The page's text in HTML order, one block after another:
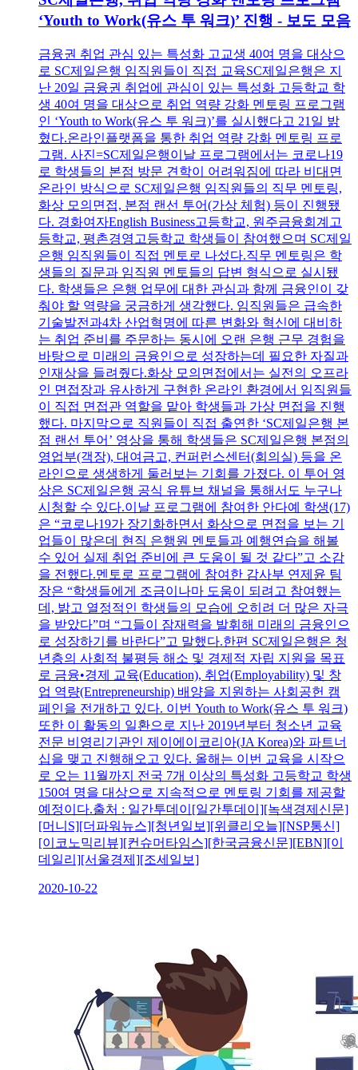
‘Youth to Work(유스 투 워크)’ 진행 - 보도 모음
금융권 취업 관심 있는 특성화 고교생 40여 명을 대상으
로 SC제일은행 임직원들이 직접 교육SC제일은행은 지
난 20일 금융권 취업에 관심이 있는 특성화 고등학교 학
생 40여 명을 대상으로 취업 역량 강화 멘토링 프로그램
인 ‘Youth to Work(유스 투 워크)’를 실시했다고 21일 밝
혔다.온라인플랫폼을 통한 취업 역량 강화 멘토링 프로
그램. 사진=SC제일은행이날 프로그램에서는 코로나19
로 학생들의 본점 방문 견학이 어려워짐에 따라 비대면
온라인 방식으로 SC제일은행 임직원들의 직무 멘토링,
화상 모의면접, 본점 랜선 투어(가상 체험) 등이 진행됐
다. 경화여자English Business고등학교, 원주금융회계고
등학교, 평촌경영고등학교 학생들이 참여했으며 SC제일
은행 임직원들이 직접 멘토로 나섰다.직무 멘토링은 학
생들의 질문과 임직원 멘토들의 답변 형식으로 실시됐
다. 학생들은 은행 업무에 대한 관심과 함께 금융인이 갖
춰야 할 역량을 궁금하게 생각했다. 임직원들은 급속한
기술발전과4차 산업혁명에 따른 변화와 혁신에 대비하
는 취업 준비를 주문하는 동시에 오랜 은행 근무 경험을
바탕으로 미래의 금융인으로 성장하는데 필요한 자질과
인재상을 들려줬다.화상 모의면접에서는 실전의 오프라
인 면접장과 유사하게 구현한 온라인 환경에서 임직원들
이 직접 면접관 역할을 맡아 학생들과 가상 면접을 진행
했다. 마지막으로 직원들이 직접 출연한 ‘SC제일은행 본
점 랜선 투어’ 영상을 통해 학생들은 SC제일은행 본점의
영업부(객장), 대여금고, 컨퍼런스센터(회의실) 등을 온
라인으로 생생하게 둘러보는 기회를 가졌다. 이 투어 영
상은 SC제일은행 공식 유튜브 채널을 통해서도 누구나
시청할 수 있다.이날 프로그램에 참여한 안다예 학생(17)
은 “코로나19가 장기화하면서 화상으로 면접을 보는 기
업들이 많은데 현직 은행원 멘토들과 예행연습을 해볼
수 있어 실제 취업 준비에 큰 도움이 될 것 같다”고 소감
을 전했다.멘토로 프로그램에 참여한 감사부 연제윤 팀
장은 “학생들에게 조금이나마 도움이 되려고 참여했는
데, 밝고 열정적인 학생들의 모습에 오히려 더 많은 자극
을 받았다”며 “그들이 잠재력을 발휘해 미래의 금융인으
로 성장하기를 바란다”고 말했다.한편 SC제일은행은 청
년층의 사회적 불평등 해소 및 경제적 자립 지원을 목표
로 금융•경제 교육(Education), 취업(Employability) 및 창
업 역량(Entrepreneurship) 배양을 지원하는 사회공헌 캠
페인을 전개하고 있다. 이번 Youth to Work(유스 투 워크)
또한 이 활동의 일환으로 지난 2019년부터 청소년 교육
전문 비영리기관인 제이에이코리아(JA Korea)와 파트너
십을 맺고 진행해오고 있다. 올해는 이번 교육을 시작으
로 오는 11월까지 전국 7개 이상의 특성화 고등학교 학생
150여 명을 대상으로 지속적으로 멘토링 기회를 제공할
예정이다.출처 : 일간투데이[일간투데이][녹색경제신문]
[머니S][더파워뉴스][청년일보][위클리오늘][NSP통신]
[이코노믹리뷰][컨슈머타임스][한국금융신문][EBN][이
데일리][서울경제][조세일보]
2020-10-22